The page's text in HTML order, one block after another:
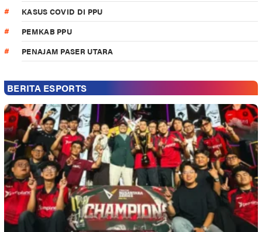
KASUS COVID DI PPU
PEMKAB PPU
PENAJAM PASER UTARA
BERITA ESPORTS